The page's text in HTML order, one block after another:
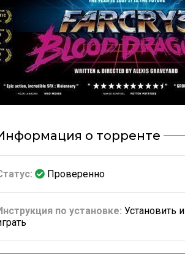
о торренте
Проверенно
по установке: Установить и